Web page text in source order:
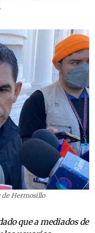
de Hermosillo
que a mediados de